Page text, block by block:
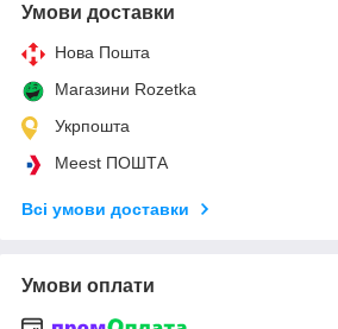
Умови доставки
Нова Пошта
Магазини Rozetka
Укрпошта
Meest ПОШТА
Всі умови доставки
Умови оплати